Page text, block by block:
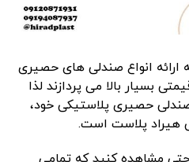
ارائه انواع صندلی های حصیری
بسیار بالا می پردازند لذا
حصیری پلاستیکی خود،
هیراد پلاست است.